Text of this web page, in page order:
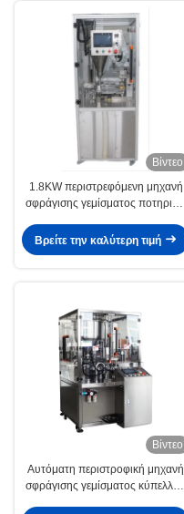
Βίντεο
1.8KW περιστρεφόμενη μηχανή
σφράγισης γεμίσματος ποτηριών
θόρυβο ανθεκτικό
Βρείτε την καλύτερη τιμή
Βίντεο
Αυτόματη περιστροφική μηχανή
σφράγισης γεμίσματος κύπελλων